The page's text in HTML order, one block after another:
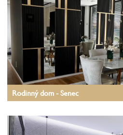
Rodinný dom - Senec